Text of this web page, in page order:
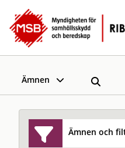
Ämnen
Ämnen och